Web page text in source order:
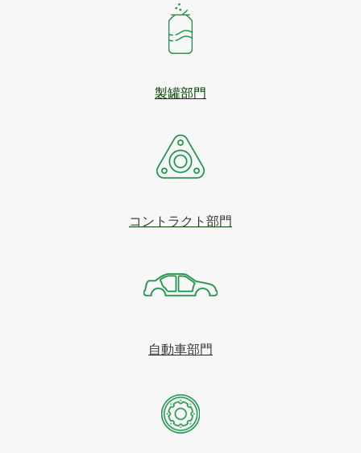
製罐部門
コントラクト部門
自動車部門